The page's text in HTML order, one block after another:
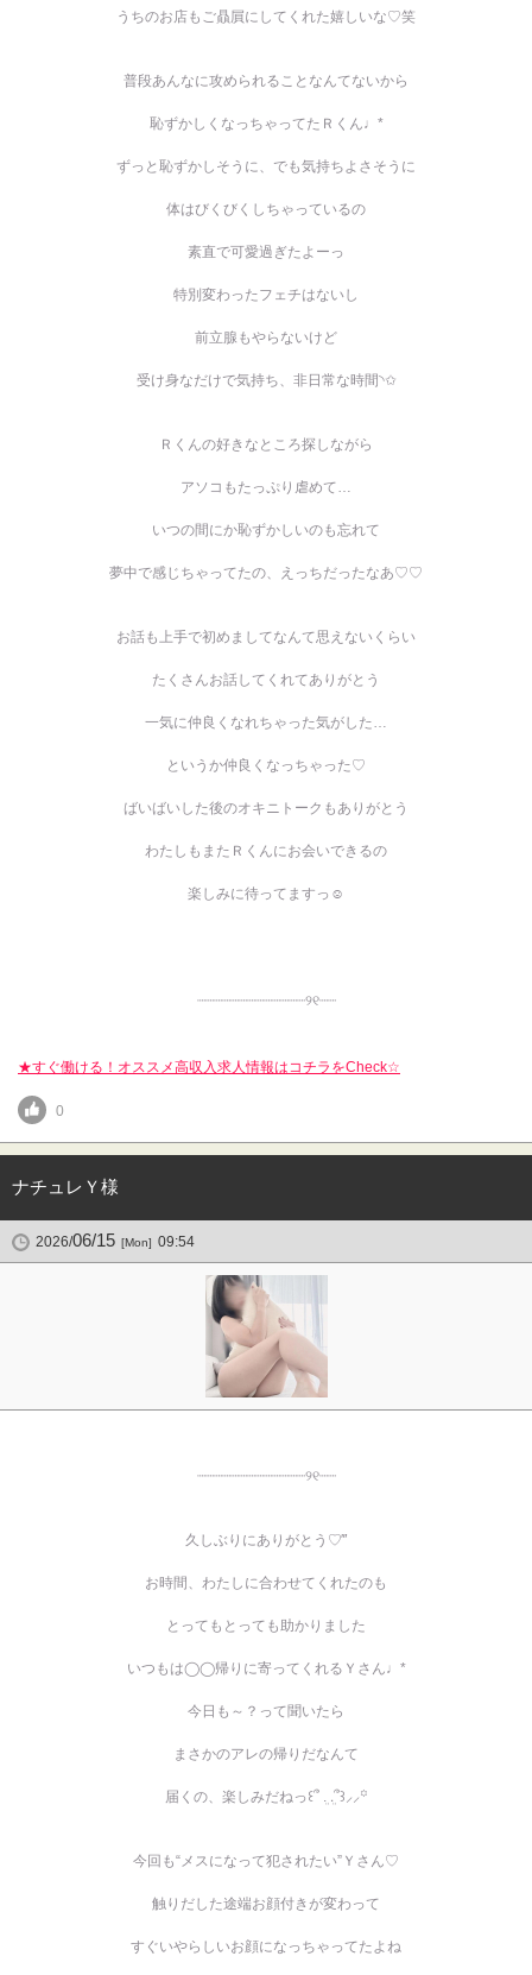
うちのお店もご贔屓にしてくれた嬉しいな♡笑
普段あんなに攻められることなんてないから
恥ずかしくなっちゃってたＲくん♩*
ずっと恥ずかしそうに、でも気持ちよさそうに
体はびくびくしちゃっているの
素直で可愛過ぎたよーっ
特別変わったフェチはないし
前立腺もやらないけど
受け身なだけで気持ち、非日常な時間︎︎◝✩
Ｒくんの好きなところ探しながら
アソコもたっぷり虐めて…
いつの間にか恥ずかしいのも忘れて
夢中で感じちゃってたの、えっちだったなあ♡♡
お話も上手で初めましてなんて思えないくらい
たくさんお話してくれてありがとう
一気に仲良くなれちゃった気がした…
というか仲良くなっちゃった♡
ばいばいした後のオキニトークもありがとう
わたしもまたＲくんにお会いできるの
楽しみに待ってますっ☺️
┈┈┈┈┈┈┈┈┈┈┈┈┈୨୧‬┈┈
★すぐ働ける！オススメ高収入求人情報はコチラをCheck☆
0
ナチュレＹ様
2026/06/15 [Mon] 09:54
┈┈┈┈┈┈┈┈┈┈┈┈┈୨୧‬┈┈
久しぶりにありがとう♡‴
お時間、わたしに合わせてくれたのも
とってもとっても助かりました
いつもは◯◯帰りに寄ってくれるＹさん♩*
今日も～？って聞いたら
まさかのアレの帰りだなんて
届くの、楽しみだねっ‎꒰՞ ܸ. .ܸ՞꒱⸝⸝꙳
今回も“メスになって犯されたい”Ｙさん♡
触りだした途端お顔付きが変わって
すぐいやらしいお顔になっちゃってたよね